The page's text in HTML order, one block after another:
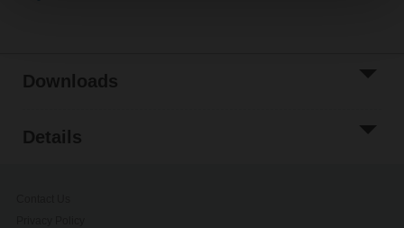
Downloads
Details